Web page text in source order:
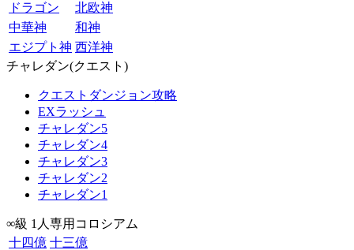
ドラゴン
北欧神
中華神
和神
エジプト神 西洋神
チャレダン(クエスト)
クエストダンジョン攻略
EXラッシュ
チャレダン5
チャレダン4
チャレダン3
チャレダン2
チャレダン1
∞級 1人専用コロシアム
十四億 十三億